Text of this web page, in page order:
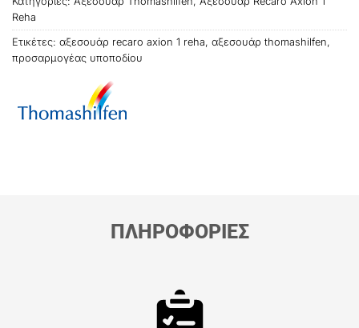
Reha
Ετικέτες: αξεσουάρ recaro axion 1 reha, αξεσουάρ thοmashilfen,
προσαρμογέας υποποδίου
ΠΛΗΡΟΦΟΡΙΕΣ